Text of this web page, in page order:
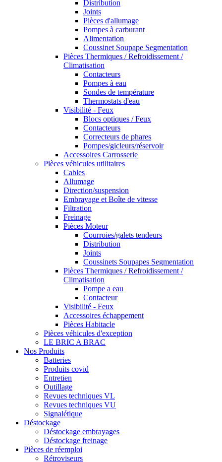
Distribution
Joints
Pièces d'allumage
Pompes à carburant
Alimentation
Coussinet Soupape Segmentation
Pièces Thermiques / Refroidissement /
Climatisation
Contacteurs
Pompes à eau
Sondes de température
Thermostats d'eau
Visibilité - Feux
Blocs optiques / Feux
Contacteurs
Correcteurs de phares
Pompes/gicleurs/réservoir
Accessoires Carrosserie
Pièces véhicules utilitaires
Cables
Allumage
Direction/suspension
Embrayage et Boîte de vitesse
Filtration
Freinage
Pièces Moteur
Courroies/galets tendeurs
Distribution
Joints
Coussinets Soupapes Segmentation
Pièces Thermiques / Refroidissement /
Climatisation
Pompe a eau
Contacteur
Visibilité - Feux
Accessoires échappement
Pièces Habitacle
Pièces véhicules d'exception
LE BRIC A BRAC
Nos Produits
Batteries
Produits covid
Entretien
Outillage
Revues techniques VL
Revues techniques VU
Signalétique
Déstockage
Déstockage embrayages
Déstockage freinage
Pièces de réemploi
Rétroviseurs